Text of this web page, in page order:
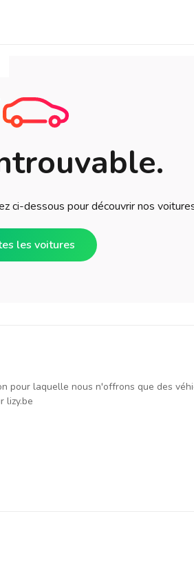
ci-dessous pour découvrir nos
les voitures
pour laquelle nous n'offrons que des
lizy.be